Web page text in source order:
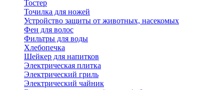
Тостер
Точилка для ножей
Устройство защиты от животных, насекомых
Фен для волос
Фильтры для воды
Хлебопечка
Шейкер для напитков
Электрическая плитка
Электрический гриль
Электрический чайник